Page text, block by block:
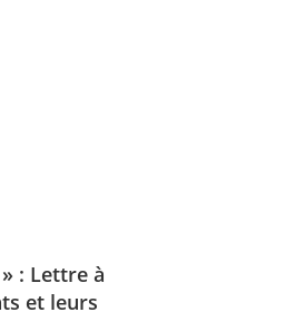
: Lettre à
et leurs